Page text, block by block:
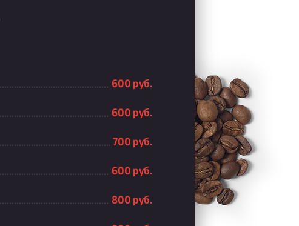
600 руб.
600 руб.
700 руб.
600 руб.
800 руб.